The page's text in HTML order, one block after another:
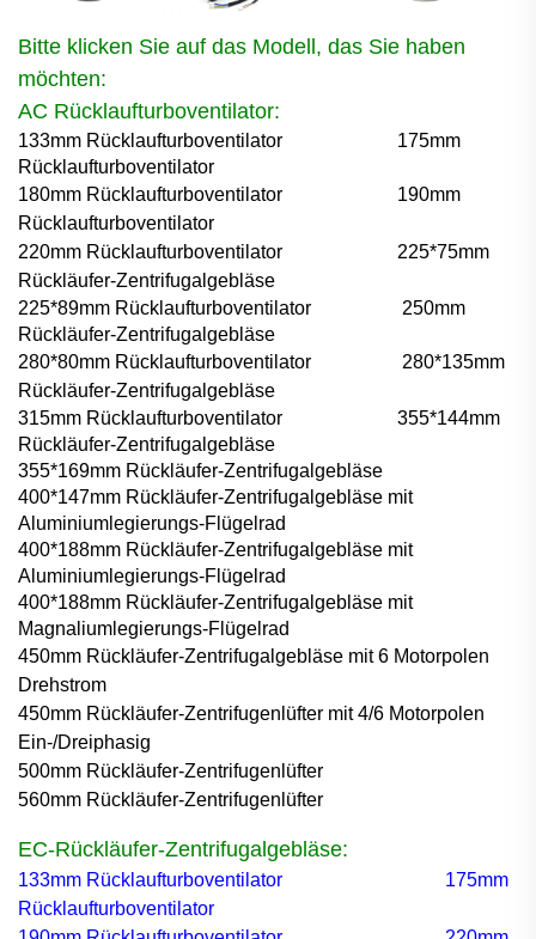
Bitte klicken Sie auf das Modell, das Sie haben
möchten:
AC Rücklaufturboventilator:
133mm Rücklaufturboventilator
175mm
Rücklaufturboventilator
180mm Rücklaufturboventilator
190mm
Rücklaufturboventilator
220mm Rücklaufturboventilator
225*75mm
Rückläufer-Zentrifugalgebläse
225*89mm Rücklaufturboventilator
250mm
Rückläufer-Zentrifugalgebläse
280*80mm Rücklaufturboventilator
280*135mm
Rückläufer-Zentrifugalgebläse
315mm Rücklaufturboventilator
355*144mm
Rückläufer-Zentrifugalgebläse
355*169mm Rückläufer-Zentrifugalgebläse
400*147mm Rückläufer-Zentrifugalgebläse mit
Aluminiumlegierungs-Flügelrad
400*188mm Rückläufer-Zentrifugalgebläse mit
Aluminiumlegierungs-Flügelrad
400*188mm Rückläufer-Zentrifugalgebläse mit
Magnaliumlegierungs-Flügelrad
450mm Rückläufer-Zentrifugalgebläse mit 6 Motorpolen
Drehstrom
450mm Rückläufer-Zentrifugenlüfter mit 4/6 Motorpolen
Ein-/Dreiphasig
500mm Rückläufer-Zentrifugenlüfter
560mm Rückläufer-Zentrifugenlüfter
EC-Rückläufer-Zentrifugalgebläse:
133mm Rücklaufturboventilator
175mm
Rücklaufturboventilator